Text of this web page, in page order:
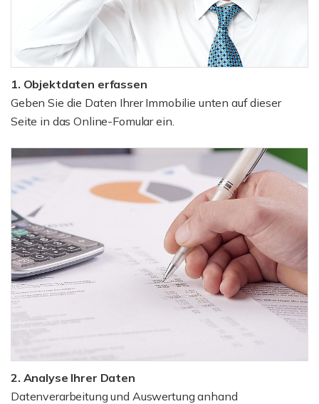
1. Objektdaten erfassen
Geben Sie die Daten Ihrer Immobilie unten auf dieser
Seite in das Online-Fomular ein.
2. Analyse Ihrer Daten
Datenverarbeitung und Auswertung anhand